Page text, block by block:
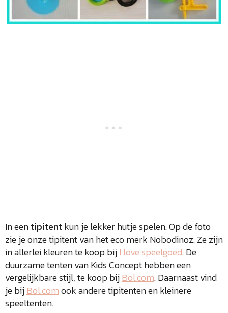
In eentipitentkun je lekker hutje spelen. Op de foto
zie je onze tipitent van het eco merk Nobodinoz. Ze zijn
in allerlei kleuren te koop bijI love speelgoed. De
duurzame tenten van Kids Concept hebben een
vergelijkbare stijl, te koop bijBol.com. Daarnaast vind
je bijBol.comook andere tipitenten en kleinere
speeltenten.